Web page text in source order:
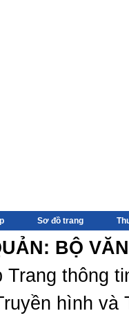
Sơ đồ trang
BỘ
Trang thông
hình